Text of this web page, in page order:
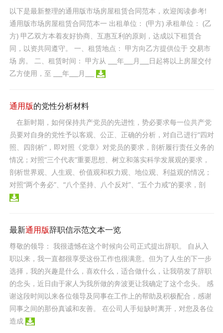
以下是最新整理的通用版市场房屋租赁合同范本，欢迎阅读参考!
通用版市场房屋租赁合同范本一 出租单位： (甲方) 承租单位： (乙
方) 甲乙双方本着友好协商、互惠互利的原则，达成以下租赁合
同，以资共同遵守。 一、租赁地点： 甲方向乙方提供位于 交易市
场 房。 二、租赁时间： 甲方从 ___年___月___日起将以上房屋交付
乙方使用，至 ___年___月___
通用版的党性分析材料
在新时期，如何保持共产党员的先进性，势必要求每一位共产党
员要对自身的党性予以客观、公正、正确的分析，对自己进行“四对
照、四剖析”，即对照《党章》对党员的要求，剖析履行责任义务的
情况；对照“三个代表”重要思想、树立和落实科学发展观的要求，
剖析世界观、人生观、价值观和权力观、地位观、利益观的情况；
对照“两个务必”、“八个坚持、八个反对”、“五个力戒”的要求，剖
最新通用版辞职信示范文本一览
尊敬的领导： 我很遗憾在这个时候向公司正式提出辞职。 自从入
职以来，我一直都很享受这份工作也很满意。但为了人生的下一步
选择，我的兴趣是什么，喜欢什么，适合做什么，让我萌发了辞职
的念头，近日由于家人为我所做的奔波更让我确定了这个念头。 感
谢这段时间以来各位领导及同事在工作上的帮助及积极配合，感谢
同事之间的那份真诚和友善。 在公司人手短缺时离开，对您及各位
造成